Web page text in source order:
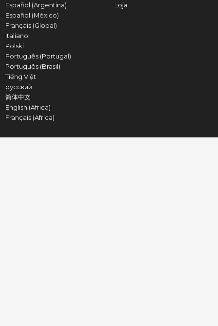
Español (Argentina)
Español (México)
Français (Global)
Italiano
Polski
Português (Portugal)
Português (Brasil)
Tiếng Việt
русский
简体中文
English (Africa)
Français (Africa)
Loja